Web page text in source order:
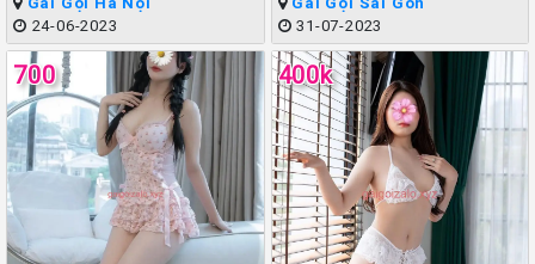
24-06-2023
31-07-2023
700 400k